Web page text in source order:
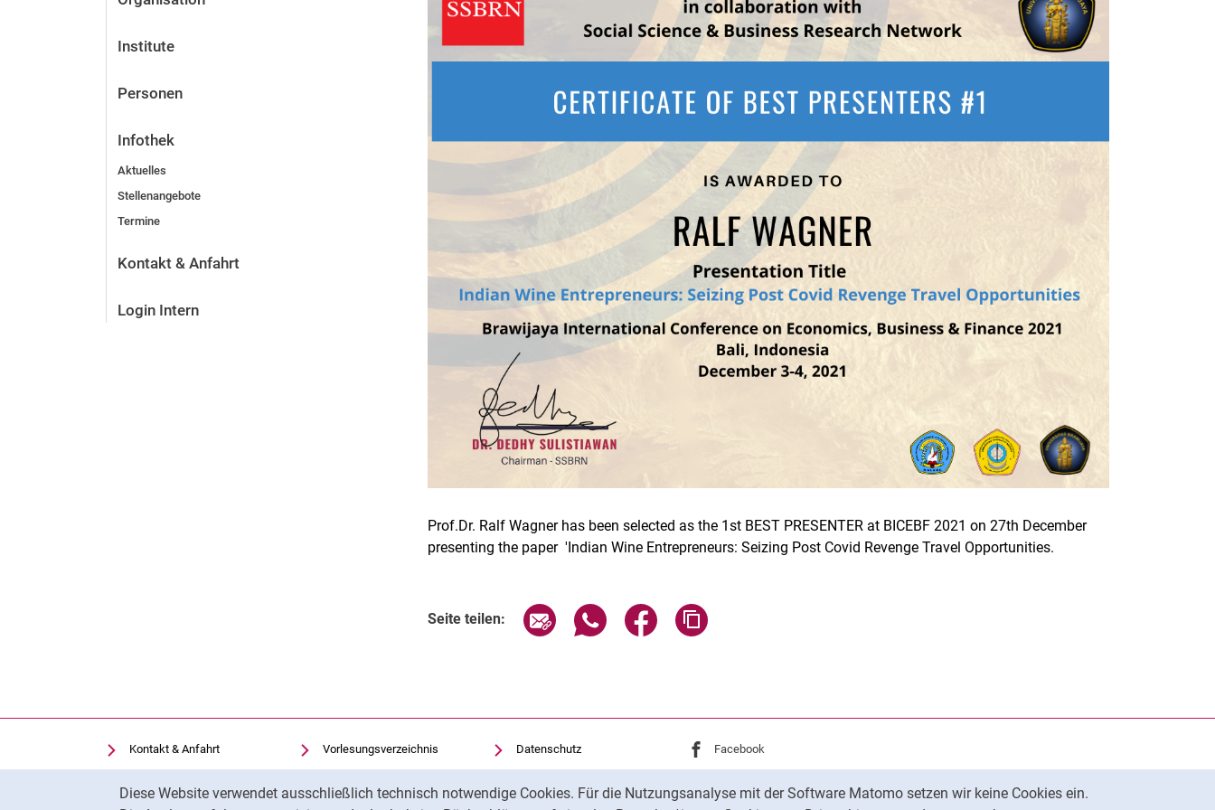
Diese Website verwendet ausschließlich technisch notwendige Cookies. Für die Nutzungsanalyse mit der Software Matomo setzen wir keine Cookies ein.
Institute
Personen
Infothek
Aktuelles
Stellenangebote
Termine
Kontakt & Anfahrt
Login Intern
Prof.Dr. Ralf Wagner has been selected as the 1st BEST PRESENTER at BICEBF 2021 on 27th December
presenting the paper 'Indian Wine Entrepreneurs: Seizing Post Covid Revenge Travel Opportunities.
Seite teilen: Seite über E-Mail teilen
Seite über WhatsApp teilen (externer Link, öffnet neues Fenster)
Seite über Facebook teilen (externer Link, öffnet neues Fenster)
Kontakt & Anfahrt
Einrichtungen suchen
Stellenangebote
Vorlesungsverzeichnis
Uni-Bibliothek
Moodle
Datenschutz
Barrierefreiheit
Transparenter KI-Einsatz
Externer Link: Universität Kassel auf
Facebook
Externer Link: Universität Kassel auf
Instagram(öffnet neues Fenster)